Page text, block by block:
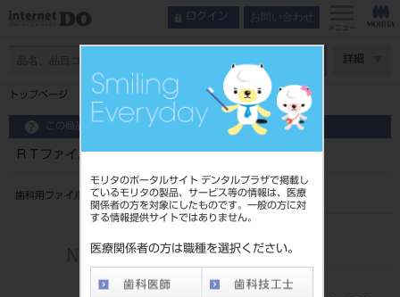
モリタのポータルサイト デンタルプラザで掲載し
ているモリタの製品、サービス等の情報は、医療
関係者の方を対象にしたものです。一般の方に対
する情報提供サイトではありません。
医療関係者の方は職種を選択ください。
ログイン お問い合わせ
メニュー
詳細
トップページ ＲＴファイル ３１㎜ ６入 ＃４５～８０
この商品に関するお問い合わせ
ＲＴファイル ３１㎜ ６入 ＃４５～８０
歯科用ファイル
202390407
標準価格